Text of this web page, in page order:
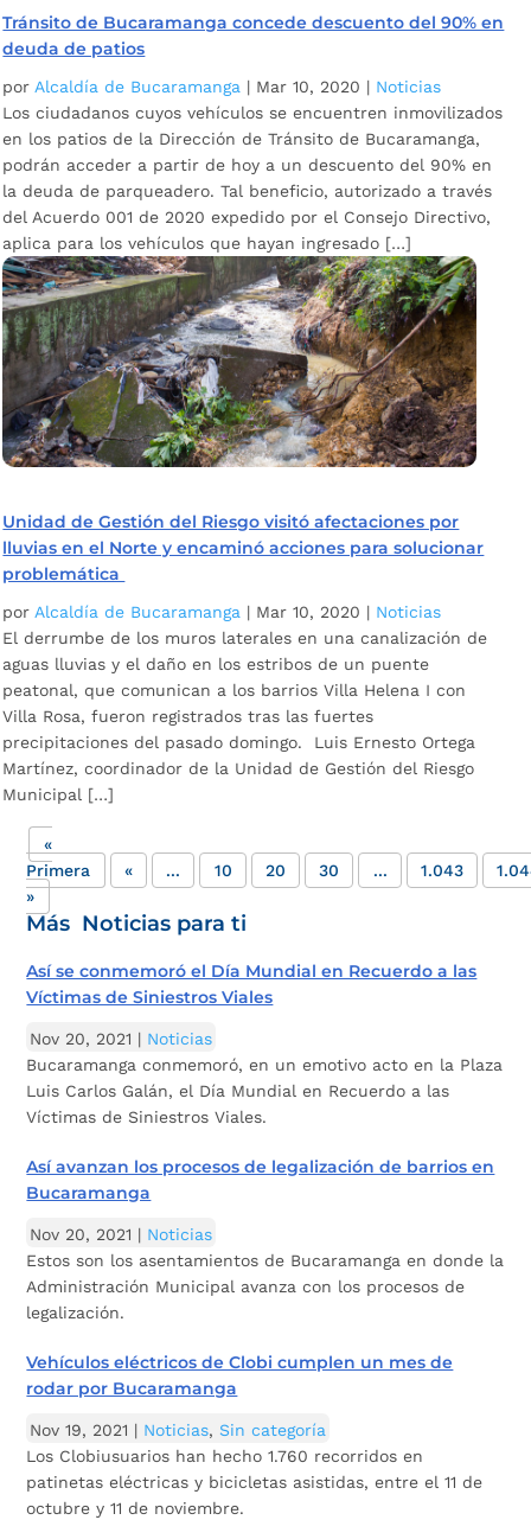
Tránsito de Bucaramanga concede descuento del 90% en
deuda de patios
porAlcaldía de Bucaramanga | Mar 10, 2020 | Noticias
Los ciudadanos cuyos vehículos se encuentren inmovilizados
en los patios de la Dirección de Tránsito de Bucaramanga,
podrán acceder a partir de hoy a un descuento del 90% en
la deuda de parqueadero. Tal beneficio, autorizado a través
del Acuerdo 001 de 2020 expedido por el Consejo Directivo,
aplica para los vehículos que hayan ingresado […]
Unidad de Gestión del Riesgo visitó afectaciones por
lluvias en el Norte y encaminó acciones para solucionar
problemática
por Alcaldía de Bucaramanga | Mar 10, 2020 | Noticias
El derrumbe de los muros laterales en una canalización de
aguas lluvias y el daño en los estribos de un puente
peatonal, que comunican a los barrios Villa Helena I con
Villa Rosa, fueron registrados tras las fuertes
precipitaciones del pasado domingo. Luis Ernesto Ortega
Martínez, coordinador de la Unidad de Gestión del Riesgo
Municipal […]
«
Primera
« ... 10 20 30 ... 1.043
»
Más Noticias para ti
Así se conmemoró el Día Mundial en Recuerdo a las
Víctimas de Siniestros Viales
Nov 20, 2021 | Noticias
Bucaramanga conmemoró, en un emotivo acto en la Plaza
Luis Carlos Galán, el Día Mundial en Recuerdo a las
Víctimas de Siniestros Viales.
Así avanzan los procesos de legalización de barrios en
Bucaramanga
Nov 20, 2021 | Noticias
Estos son los asentamientos de Bucaramanga en donde la
Administración Municipal avanza con los procesos de
legalización.
Vehículos eléctricos de Clobi cumplen un mes de
rodar por Bucaramanga
Nov 19, 2021 | Noticias,Sin categoría
Los Clobiusuarios han hecho 1.760 recorridos en
patinetas eléctricas y bicicletas asistidas, entre el 11 de
octubre y 11 de noviembre.